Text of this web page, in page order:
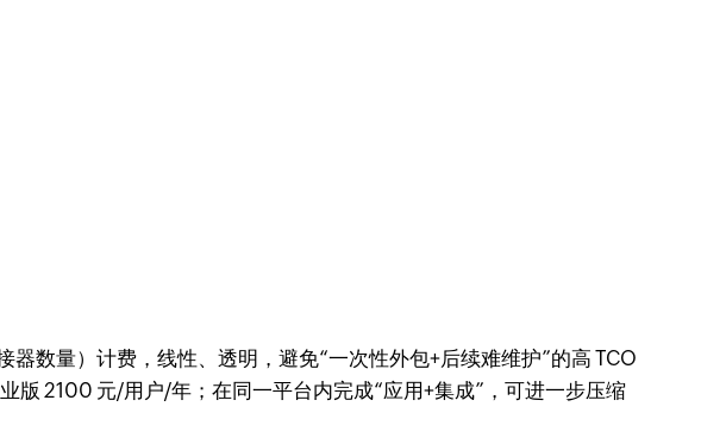
数量）计费，线性、透明，避免“一次性外包+后续难维护”的高 TCO
版 2100 元/用户/年；在同一平台内完成“应用+集成”，可进一步压缩